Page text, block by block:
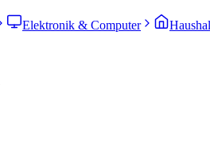
Elektronik & Computer